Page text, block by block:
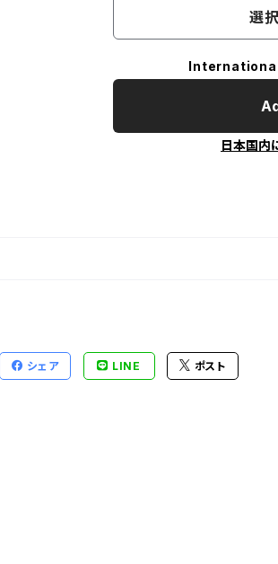
選
日本国内
シェア LINE ポスト